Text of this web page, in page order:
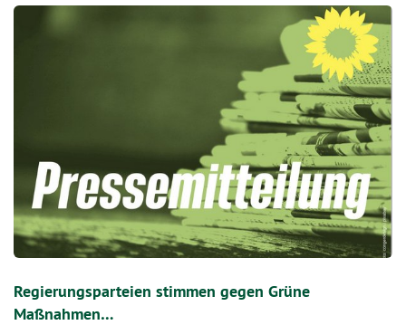
Regierungsparteien stimmen gegen Grüne
Maßnahmen…